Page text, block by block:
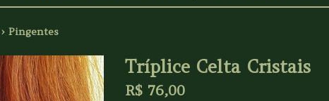
› Pingentes
Tríplice Celta Cristais
R$ 76,00